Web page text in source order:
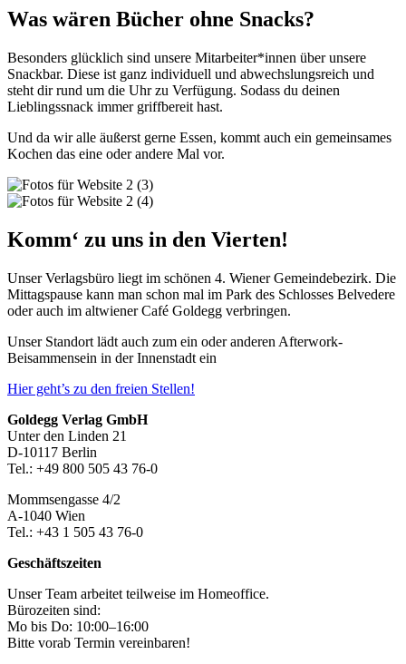
Was wären Bücher ohne Snacks?
Besonders glücklich sind unsere Mitarbeiter*innen über unsere
Snackbar. Diese ist ganz individuell und abwechslungsreich und
steht dir rund um die Uhr zu Verfügung. Sodass du deinen
Lieblingssnack immer griffbereit hast.
Und da wir alle äußerst gerne Essen, kommt auch ein gemeinsames
Kochen das eine oder andere Mal vor.
Komm‘ zu uns in den Vierten!
Unser Verlagsbüro liegt im schönen 4. Wiener Gemeindebezirk. Die
Mittagspause kann man schon mal im Park des Schlosses Belvedere
oder auch im altwiener Café Goldegg verbringen.
Unser Standort lädt auch zum ein oder anderen Afterwork-
Beisammensein in der Innenstadt ein
Hier geht’s zu den freien Stellen!
Footer-
Section
Goldegg Verlag GmbH
Unter den Linden 21
D-10117 Berlin
Tel.: +49 800 505 43 76-0
Mommsengasse 4/2
A-1040 Wien
Tel.: +43 1 505 43 76-0
Geschäftszeiten
Unser Team arbeitet teilweise im Homeoffice.
Bürozeiten sind:
Mo bis Do: 10:00–16:00
Bitte vorab Termin vereinbaren!